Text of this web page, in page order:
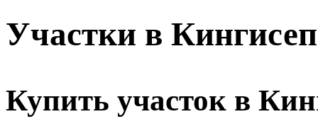
Участки в
Купить участок в